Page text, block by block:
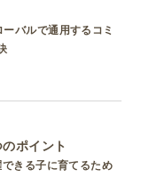
バルで通用するコミ
ポイント
きる子に育てるため